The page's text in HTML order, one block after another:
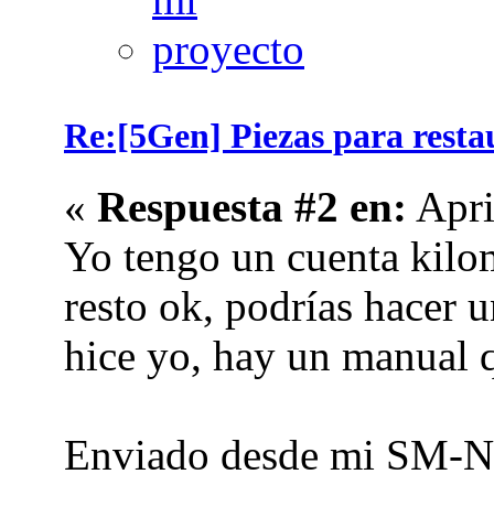
Re:[5Gen] Piezas para
« Respuesta #2 en:
Yo tengo un cuenta
resto ok, podrías hacer
hice yo, hay un manual
Enviado desde mi SM-